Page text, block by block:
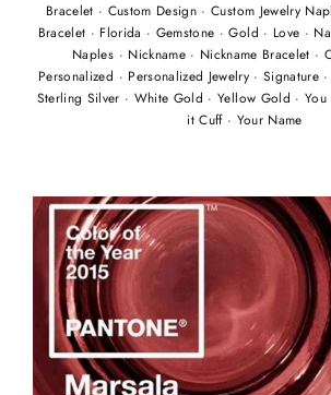
Bracelet · Custom Design ·Custom Jewelry
Bracelet · Florida · Gemstone ·Gold · Love ·
Naples · Nickname · Nickname Bracelet ·
Personalized · Personalized Jewelry ·Signature
Sterling Silver · White Gold ·Yellow Gold ·
it Cuff · Your Name